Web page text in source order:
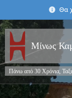
Θα
Μίνως
Πάνω από 30 Χρόνια,